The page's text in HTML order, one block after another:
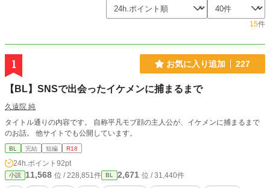
15件
1 お気に入り追加 227
【BL】SNSで出会ったイケメンに捕まるまで
久遠院 純
タイトル通りの内容です。 自称平凡モブ顔の主人公が、イケメンに捕まるまで
のお話。 他サイトでも公開しています。
BL 完結 短編 R18
24h.ポイント 92pt
小説 11,568 位 / 228,851件 BL 2,671 位 / 31,440件